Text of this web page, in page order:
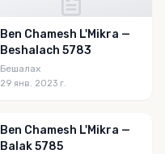
Ben Chamesh L'Mikra —
Beshalach 5783
Бешалах
29 янв. 2023 г.
Ben Chamesh L'Mikra —
Balak 5785